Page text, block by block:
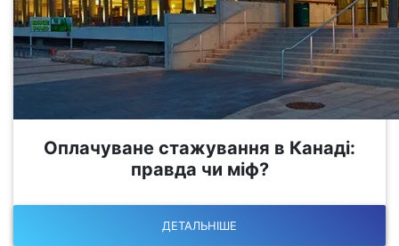
Оплачуване стажування в Канаді:
правда чи міф?
ДЕТАЛЬНІШЕ